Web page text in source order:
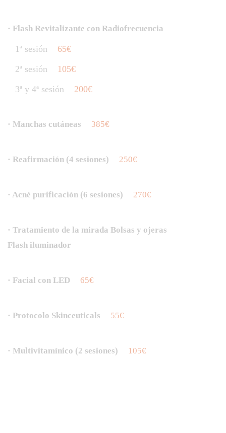
· Flash Revitalizante con Radiofrecuencia
1ª sesión
65€
2ª sesión
105€
3ª y 4ª sesión
200€
· Manchas cutáneas 385€
· Reafirmación (4 sesiones) 250€
· Acné purificación (6 sesiones) 270€
· Tratamiento de la mirada Bolsas y ojeras
Flash iluminador
· Facial con LED 65€
· Protocolo Skinceuticals 55€
· Multivitamínico (2 sesiones) 105€